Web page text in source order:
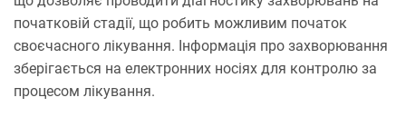
початковій стадії, що робить можливим початок
своєчасного лікування. Інформація про захворювання
зберігається на електронних носіях для контролю за
процесом лікування.